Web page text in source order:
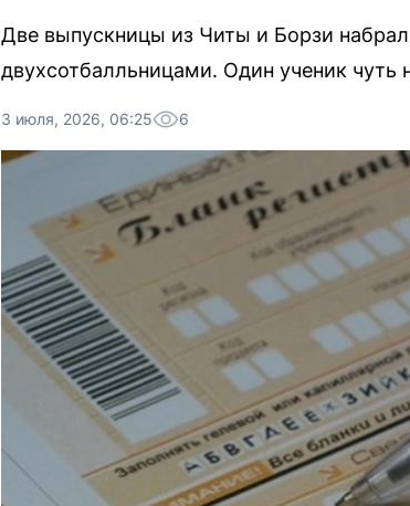
Две выпускницы из Читы и Борзи
двухсотбалльницами. Один ученик чуть
3 июля, 2026, 06:25 6